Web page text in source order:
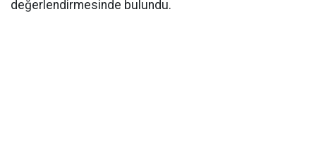
değerlendirmesinde bulundu.